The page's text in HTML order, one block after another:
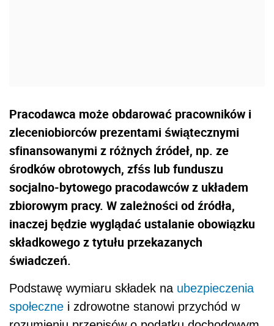
Pracodawca może obdarować pracowników i
zleceniobiorców prezentami świątecznymi
sfinansowanymi z różnych źródeł, np. ze
środków obrotowych, zfśs lub funduszu
socjalno-bytowego pracodawców z układem
zbiorowym pracy. W zależności od źródła,
inaczej będzie wyglądać ustalanie obowiązku
składkowego z tytułu przekazanych
świadczeń.
Podstawę wymiaru składek na ubezpieczenia
społeczne i zdrowotne stanowi przychód w